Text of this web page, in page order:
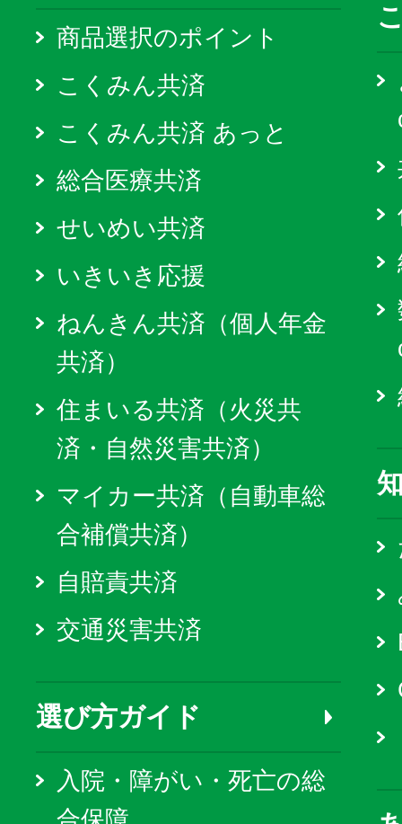
商品選択のポイント
こくみん共済
こくみん共済 あっと
総合医療共済
せいめい共済
いきいき応援
ねんきん共済（個人年金
共済）
住まいる共済（火災共
済・自然災害共済）
マイカー共済（自動車総
合補償共済）
自賠責共済
交通災害共済
選び方ガイド
入院・障がい・死亡の総